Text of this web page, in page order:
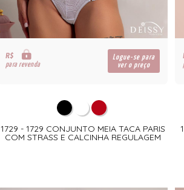
R$
para revenda
Logue-se para
ver o preço
1729 - 1729 CONJUNTO MEIA TACA PARIS
COM STRASS E CALCINHA REGULAGEM